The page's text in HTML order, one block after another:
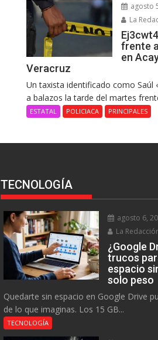
agosto
La
frente
en
Veracruz
Un taxista identificado como Saúl
a balazos la tarde del martes
ESTATAL POLICIACA PRINCIPALES
TECNOLOGÍA
agosto 6,
La
¿Google
trucos
espacio
solo peso
Quedarte sin espacio en Google Drive
de lo que imaginas. Los 15 GB...
TECNOLOGÍA